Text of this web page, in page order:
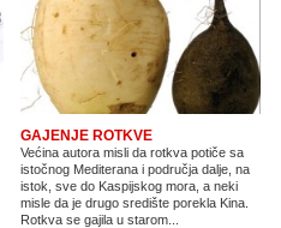
GAJENJE ROTKVE
Većina autora misli da rotkva potiče sa
istočnog Mediterana i područja dalje, na
istok, sve do Kaspijskog mora, a neki
misle da je drugo središte porekla Kina.
Rotkva se gajila u starom...